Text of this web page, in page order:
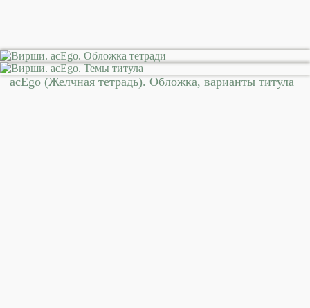
acEgo (Желчная тетрадь). Обложка, варианты титула